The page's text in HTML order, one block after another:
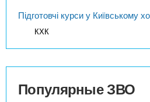
Підготовчі курси у Київському
КХК
Популярные ЗВО